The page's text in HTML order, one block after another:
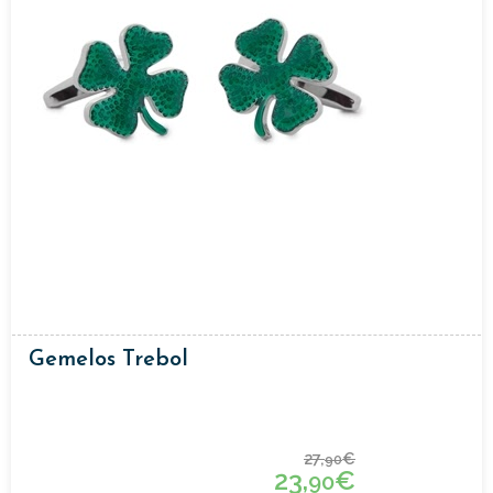
Gemelos Trebol
27,90€
23,90€